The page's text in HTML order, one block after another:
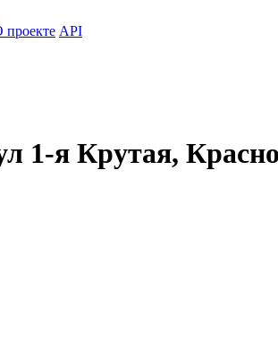
проекте API
1-я Крутая,